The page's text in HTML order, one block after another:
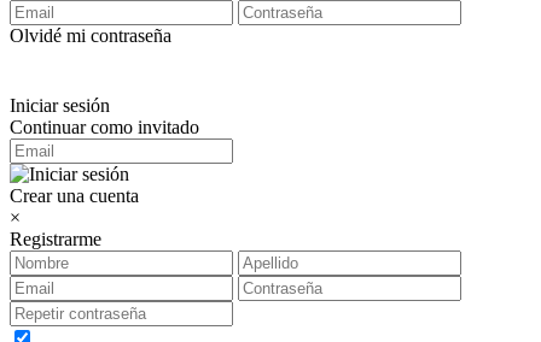
Olvidé mi contraseña
Iniciar sesión
Continuar como invitado
Crear una cuenta
×
Registrarme